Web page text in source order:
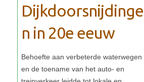
Dijkdoorsnijdinge
n in 20e eeuw